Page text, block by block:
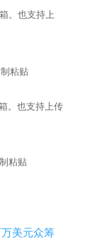
。也支持上
粘贴
。也支持上传
粘贴
美元众筹